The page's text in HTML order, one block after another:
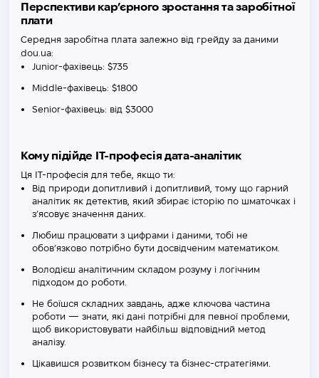
Перспективи кар’єрного зростання та заробітної
плати
Середня заробітна плата залежно від грейду за даними
dou.ua:
Junior-фахівець: $735
Middle-фахівець: $1800
Senior-фахівець: від $3000
Кому підійде IT-професія дата-аналітик
Ця IT-професія для тебе, якщо ти:
Від природи допитливий і допитливий, тому що гарний
аналітик як детектив, який збирає історію по шматочках і
з’ясовує значення даних.
Любиш працювати з цифрами і даними, тобі не
обов’язково потрібно бути досвідченим математиком.
Володієш аналітичним складом розуму і логічним
підходом до роботи.
Не боїшся складних завдань, адже ключова частина
роботи — знати, які дані потрібні для певної проблеми,
щоб використовувати найбільш відповідний метод
аналізу.
Цікавишся розвитком бізнесу та бізнес-стратегіями.